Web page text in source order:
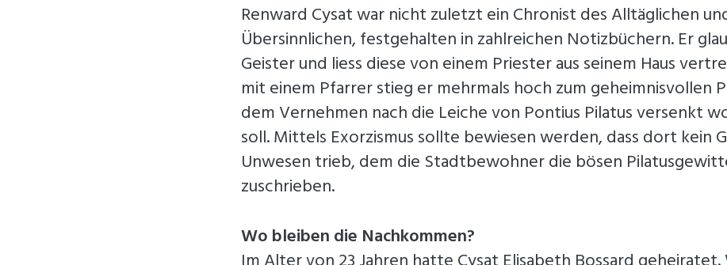
Renward Cysat war nicht zuletzt ein Chronist des Alltäglichen
Übersinnlichen, festgehalten in zahlreichen Notizbüchern. Er
Geister und liess diese von einem Priester aus seinem Haus
mit einem Pfarrer stieg er mehrmals hoch zum geheimnisvollen
dem Vernehmen nach die Leiche von Pontius Pilatus versenkt
soll. Mittels Exorzismus sollte bewiesen werden, dass dort kein
Unwesen trieb, dem die Stadtbewohner die bösen
zuschrieben.
Wo bleiben die Nachkommen?